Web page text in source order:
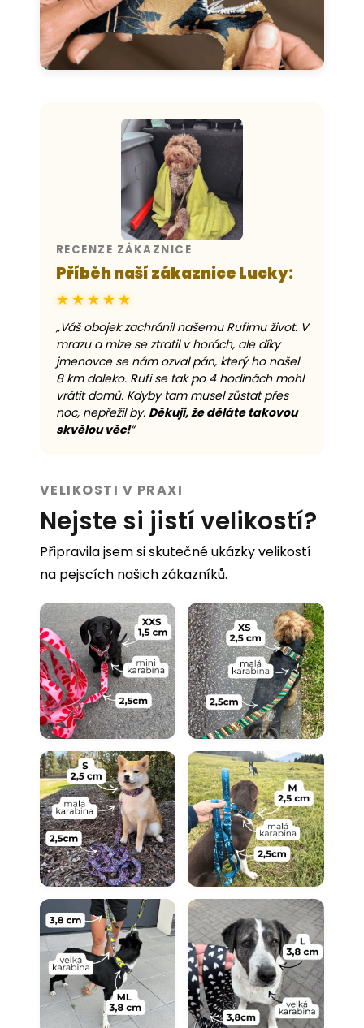
RECENZE ZÁKAZNICE
Příběh naší zákaznice Lucky:
★★★★★
„Váš obojek zachránil našemu Rufimu život. V
mrazu a mlze se ztratil v horách, ale díky
jmenovce se nám ozval pán, který ho našel
8 km daleko. Rufi se tak po 4 hodinách mohl
vrátit domů. Kdyby tam musel zůstat přes
noc, nepřežil by. Děkuji, že děláte takovou
skvělou věc!“
VELIKOSTI V PRAXI
Nejste si jistí velikostí?
Připravila jsem si skutečné ukázky velikostí
na pejscích našich zákazníků.